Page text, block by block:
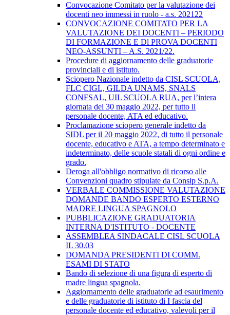
Convocazione Comitato per la valutazione dei
docenti neo immessi in ruolo - a.s. 202122
CONVOCAZIONE COMITATO PER LA
VALUTAZIONE DEI DOCENTI – PERIODO
DI FORMAZIONE E Dl PROVA DOCENTI
NEO-ASSUNTI – A.S. 2021/22.
Procedure di aggiornamento delle graduatorie
provinciali e di istituto.
Sciopero Nazionale indetto da CISL SCUOLA,
FLC CIGL, GILDA UNAMS, SNALS
CONFSAL, UIL SCUOLA RUA, per l’intera
giornata del 30 maggio 2022, per tutto il
personale docente, ATA ed educativo.
Proclamazione sciopero generale indetto da
SIDL per il 20 maggio 2022, di tutto il personale
docente, educativo e ATA, a tempo determinato e
indeterminato, delle scuole statali di ogni ordine e
grado.
Deroga all'obbligo normativo di ricorso alle
Convenzioni quadro stipulate da Consip S.p.A.
VERBALE COMMISSIONE VALUTAZIONE
DOMANDE BANDO ESPERTO ESTERNO
MADRE LINGUA SPAGNOLO
PUBBLICAZIONE GRADUATORIA
INTERNA D'ISTITUTO - DOCENTE
ASSEMBLEA SINDACALE CISL SCUOLA
IL 30.03
DOMANDA PRESIDENTI DI COMM.
ESAMI DI STATO
Bando di selezione di una figura di esperto di
madre lingua spagnola.
Aggiornamento delle graduatorie ad esaurimento
e delle graduatorie di istituto di I fascia del
personale docente ed educativo, valevoli per il